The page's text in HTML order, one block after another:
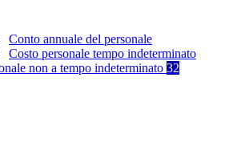
Conto annuale del personale
Costo personale tempo indeterminato
non a tempo indeterminato 32